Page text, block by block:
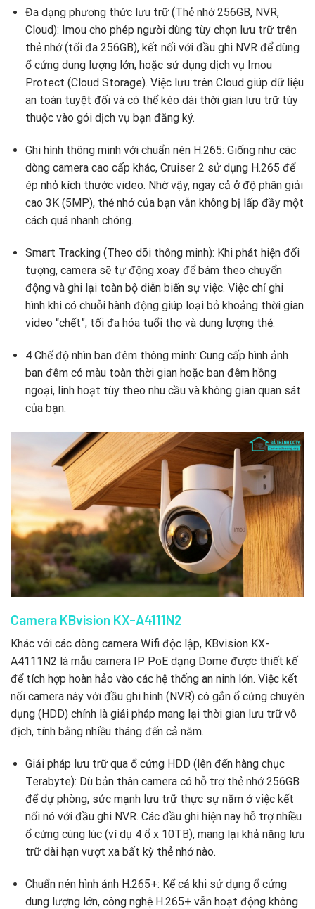
Đa dạng phương thức lưu trữ (Thẻ nhớ 256GB, NVR,
Cloud): Imou cho phép người dùng tùy chọn lưu trữ trên
thẻ nhớ (tối đa 256GB), kết nối với đầu ghi NVR để dùng
ổ cứng dung lượng lớn, hoặc sử dụng dịch vụ Imou
Protect (Cloud Storage). Việc lưu trên Cloud giúp dữ liệu
an toàn tuyệt đối và có thể kéo dài thời gian lưu trữ tùy
thuộc vào gói dịch vụ bạn đăng ký.
Ghi hình thông minh với chuẩn nén H.265: Giống như các
dòng camera cao cấp khác, Cruiser 2 sử dụng H.265 để
ép nhỏ kích thước video. Nhờ vậy, ngay cả ở độ phân giải
cao 3K (5MP), thẻ nhớ của bạn vẫn không bị lấp đầy một
cách quá nhanh chóng.
Smart Tracking (Theo dõi thông minh): Khi phát hiện đối
tượng, camera sẽ tự động xoay để bám theo chuyển
động và ghi lại toàn bộ diễn biến sự việc. Việc chỉ ghi
hình khi có chuỗi hành động giúp loại bỏ khoảng thời gian
video “chết”, tối đa hóa tuổi thọ và dung lượng thẻ.
4 Chế độ nhìn ban đêm thông minh: Cung cấp hình ảnh
ban đêm có màu toàn thời gian hoặc ban đêm hồng
ngoại, linh hoạt tùy theo nhu cầu và không gian quan sát
của bạn.
Camera KBvision KX-A4111N2
Khác với các dòng camera Wifi độc lập, KBvision KX-
A4111N2 là mẫu camera IP PoE dạng Dome được thiết kế
để tích hợp hoàn hảo vào các hệ thống an ninh lớn. Việc kết
nối camera này với đầu ghi hình (NVR) có gắn ổ cứng chuyên
dụng (HDD) chính là giải pháp mang lại thời gian lưu trữ vô
địch, tính bằng nhiều tháng đến cả năm.
Giải pháp lưu trữ qua ổ cứng HDD (lên đến hàng chục
Terabyte): Dù bản thân camera có hỗ trợ thẻ nhớ 256GB
để dự phòng, sức mạnh lưu trữ thực sự nằm ở việc kết
nối nó với đầu ghi NVR. Các đầu ghi hiện nay hỗ trợ nhiều
ổ cứng cùng lúc (ví dụ 4 ổ x 10TB), mang lại khả năng lưu
trữ dài hạn vượt xa bất kỳ thẻ nhớ nào.
Chuẩn nén hình ảnh H.265+: Kể cả khi sử dụng ổ cứng
dung lượng lớn, công nghệ H.265+ vẫn hoạt động không